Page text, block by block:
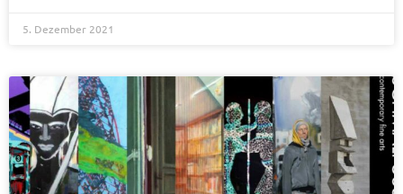
5. Dezember 2021